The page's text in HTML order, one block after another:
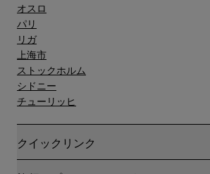
オスロ
パリ
リガ
上海市
ストックホルム
シドニー
チューリッヒ
クイックリンク